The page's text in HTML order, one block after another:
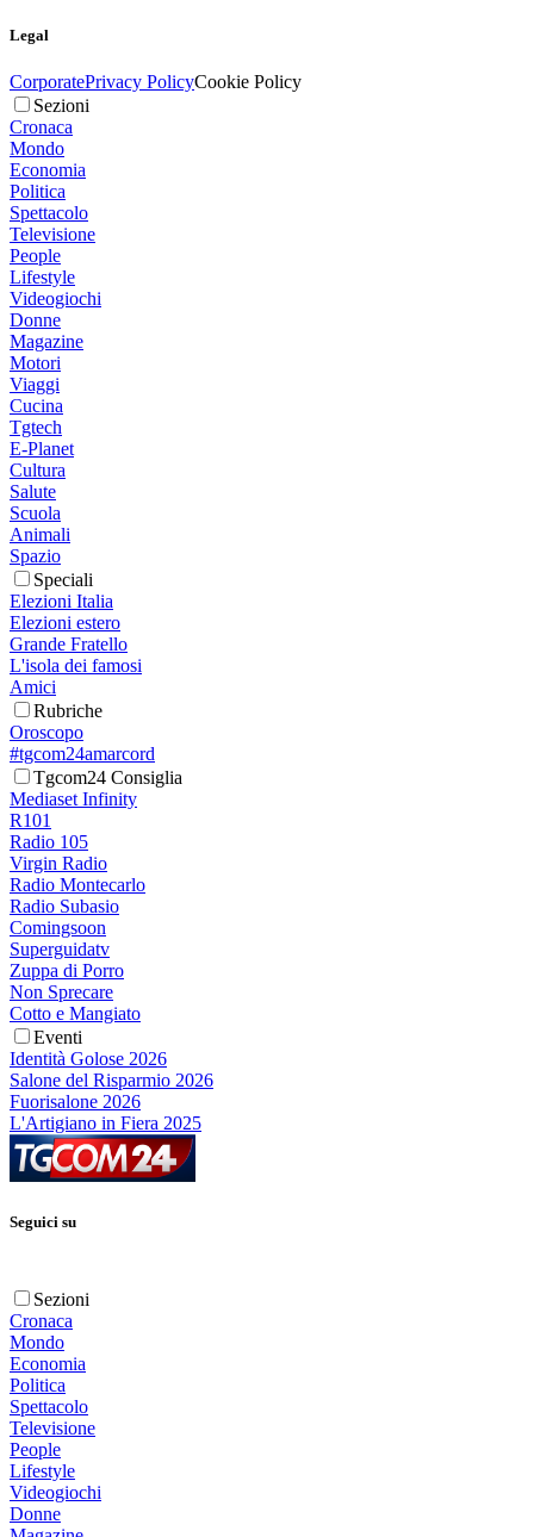
Legal
CorporatePrivacy PolicyCookie Policy
Sezioni
Cronaca
Mondo
Economia
Politica
Spettacolo
Televisione
People
Lifestyle
Videogiochi
Donne
Magazine
Motori
Viaggi
Cucina
Tgtech
E-Planet
Cultura
Salute
Scuola
Animali
Spazio
Speciali
Elezioni Italia
Elezioni estero
Grande Fratello
L'isola dei famosi
Amici
Rubriche
Oroscopo
#tgcom24amarcord
Tgcom24 Consiglia
Mediaset Infinity
R101
Radio 105
Virgin Radio
Radio Montecarlo
Radio Subasio
Comingsoon
Superguidatv
Zuppa di Porro
Non Sprecare
Cotto e Mangiato
Eventi
Identità Golose 2026
Salone del Risparmio 2026
Fuorisalone 2026
L'Artigiano in Fiera 2025
Seguici su
Sezioni
Cronaca
Mondo
Economia
Politica
Spettacolo
Televisione
People
Lifestyle
Videogiochi
Donne